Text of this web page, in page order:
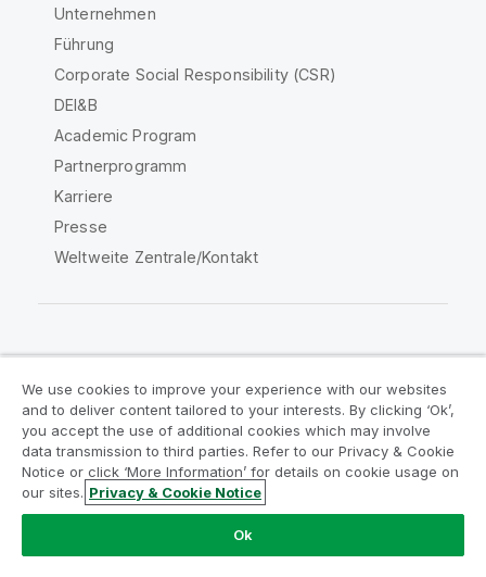
Unternehmen
Führung
Corporate Social Responsibility (CSR)
DEI&B
Academic Program
Partnerprogramm
Karriere
Presse
Weltweite Zentrale/Kontakt
Rechtliche Vereinbarungen
Produktbedingungen
Legal Policies
Legal Policies
Benutzungsbedingungen
Marken
Do Not Share My Info
Copyright © 1993-2026 QlikTech International AB. Alle
We use cookies to improve your experience with our websites
and to deliver content tailored to your interests. By clicking ‘Ok’,
you accept the use of additional cookies which may involve
data transmission to third parties. Refer to our Privacy & Cookie
Notice or click ‘More Information’ for details on cookie usage on
our sites. Privacy & Cookie Notice
Ok